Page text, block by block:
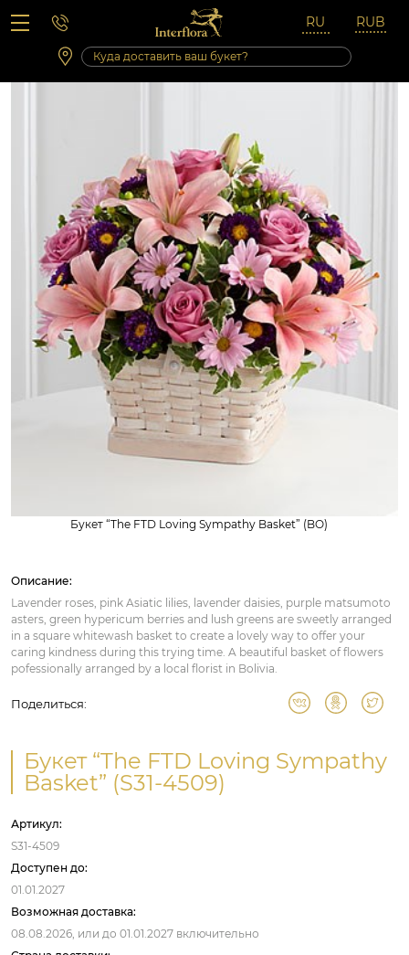
Вопросы-ответы
Сб 10:00 ‐ 14:00
Выходные и праздничные дни
Букет “The FTD Loving Sympathy Basket” (BO)
Описание:
Lavender roses, pink Asiatic lilies, lavender daisies, purple matsumoto
asters, green hypericum berries and lush greens are sweetly arranged
in a square whitewash basket to create a lovely way to offer your
caring kindness during this trying time. A beautiful basket of flowers
pofessionally arranged by a local florist in Bolivia.
Поделиться:
Букет “The FTD Loving Sympathy
Basket” (S31-4509)
Артикул:
S31-4509
Доступен до:
01.01.2027
Возможная доставка:
08.08.2026, или до 01.01.2027 включительно